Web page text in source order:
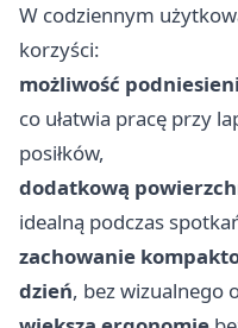
W codziennym
korzyści:
możliwość
co ułatwia pracę przy
posiłków,
dodatkową
idealną podczas
zachowanie
dzień, bez wizualnego